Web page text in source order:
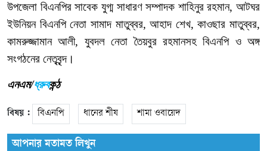
উপজেলা বিএনপির সাবেক যুগ্ম সাধারণ সম্পাদক শাহিনুর রহমান, আটঘর
ইউনিয়ন বিএনপি নেতা সামাদ মাতুব্বর,আহাদ শেখ,কাওছার মাতুব্বর,
কামরুজ্জামান আলী, যুবদল নেতা তৈয়বুর রহমানসহ বিএনপি ও অঙ্গ
সংগঠনের নেতৃবৃন্দ।
এনএম/ধ্রুবকন্ঠ
বিষয় : বিএনপি ধানের শীষ শামা ওবায়েদ
আপনার মতামত লিখুন